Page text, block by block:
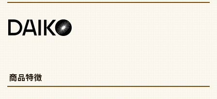
商品特徴